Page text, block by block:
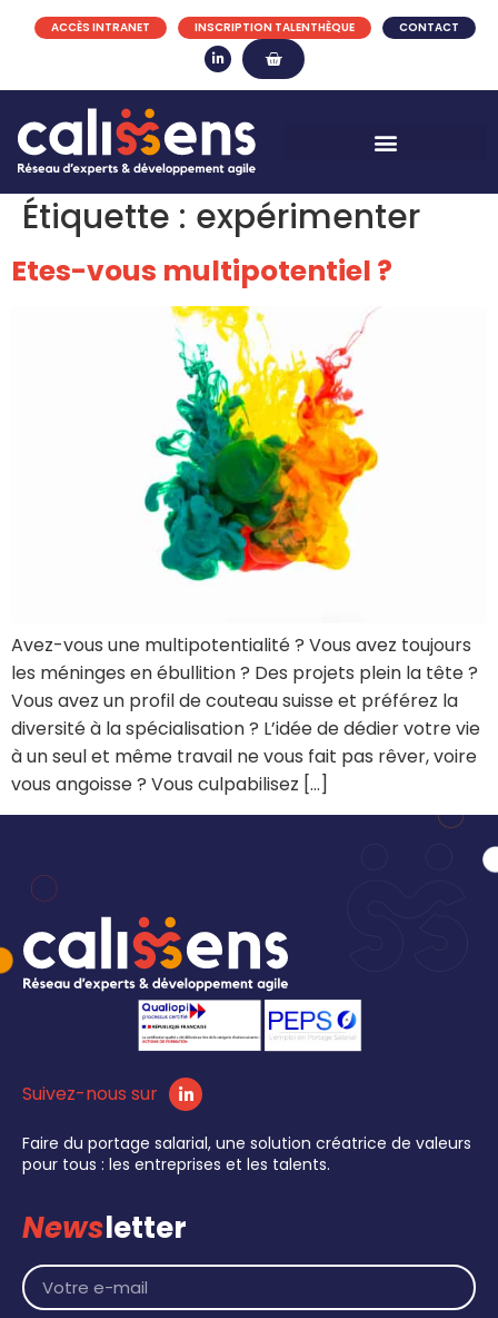
ACCÈS INTRANET INSCRIPTION TALENTHÈQUE CONTACT
Étiquette : expérimenter
Etes-vous multipotentiel ?
Avez-vous une multipotentialité ? Vous avez toujours
les méninges en ébullition ? Des projets plein la tête ?
Vous avez un profil de couteau suisse et préférez la
diversité à la spécialisation ? L’idée de dédier votre vie
à un seul et même travail ne vous fait pas rêver, voire
vous angoisse ? Vous culpabilisez […]
Suivez-nous sur
Faire du portage salarial, une solution créatrice de valeurs
pour tous : les entreprises et les talents.
Newsletter